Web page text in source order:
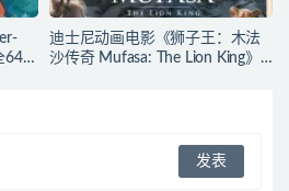
集
侠
迪士尼动画电影《狮子王：木法
沙传奇 Mufasa: The Lion King》